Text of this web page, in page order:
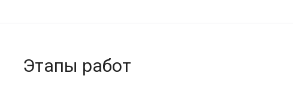
Этапы работ